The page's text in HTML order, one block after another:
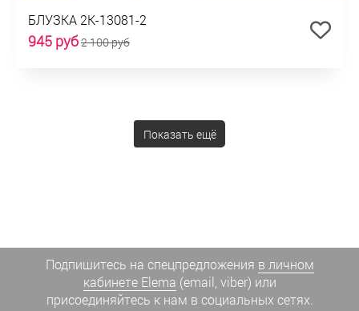
БЛУЗКА 2К-13081-2
945 руб2 100 руб
Показать ещё
Подпишитесь на спецпредложения в личном
кабинете Elema (email, viber) или
присоединяйтесь к нам в социальных сетях.